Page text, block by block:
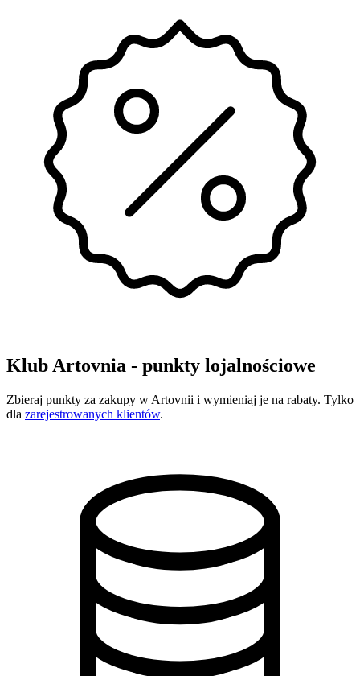
Klub Artovnia - punkty lojalnościowe
Zbieraj punkty za zakupy w Artovnii i wymieniaj je na rabaty. Tylko
dla zarejestrowanych klientów.